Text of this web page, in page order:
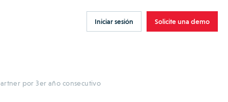
Iniciar sesión Solicite una demo
por 3er año consecutivo